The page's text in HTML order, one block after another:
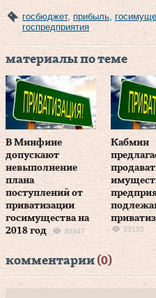
госбюджет, прибыль
госпредприятия
материалы по теме
В Минфине
допускают
невыполнение
плана
поступлений от
приватизации
госимущества на
2018 год
30347
Кабмин
33155
комментарии (0)